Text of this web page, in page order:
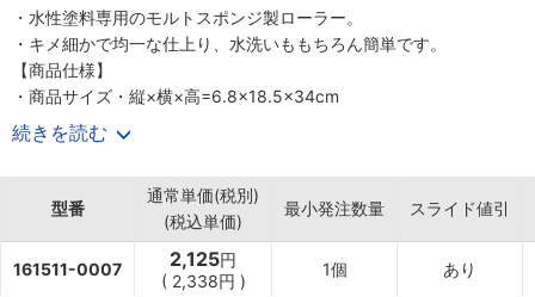
・水性塗料専用のモルトスポンジ製ローラー。
・キメ細かで均一な仕上り、水洗いももちろん簡単です。
【商品仕様】
・商品サイズ・縦×横×高=6.8×18.5×34cm
・JANコード：4905533139363
・入り数：1個
続きを読む
型番
通常単価(税別)
(税込単価)
最小発注数量 スライド値引
161511-0007 2,125円
( 2,338円 )
1個 あり